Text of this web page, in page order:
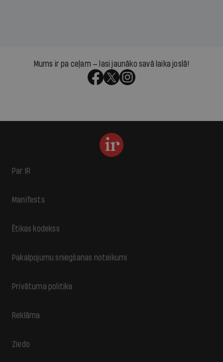
Mums ir pa ceļam — lasi jaunāko savā laika joslā!
Par IR
Manifests
Ētikas kodekss
Pakalpojumu sniegšanas noteikumi
Privātuma politika
Reklāma
Ziedo